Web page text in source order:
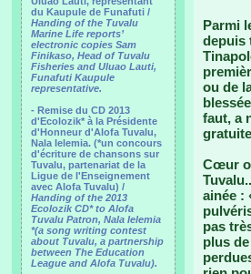
du Kaupule de Funafuti /
Handing of the Tuvalu
Marine Life reports’
electronic copies Sam
Finikaso, Head of Tuvalu
Fisheries and Uluao Lauti,
Funafuti Kaupule
representative.
- Remise du CD 2013
d'Ecolozik* à la Présidente
d'Honneur d'Alofa Tuvalu,
Nala Ielemia. (*un concours
d'écriture de chansons sur
Tuvalu, partenariat de la
Ligue de l'Enseignement
avec Alofa Tuvalu) /
Handing of the 2013
Ecolozik CD* to Alofa
Tuvalu Patron, Nala Ielemia
*(a song writing contest
about Tuvalu, a partnership
between The Education
League and Alofa Tuvalu).
Parmi
depuis
ou de
faut, a
Cœur
ainée :
pas
plus